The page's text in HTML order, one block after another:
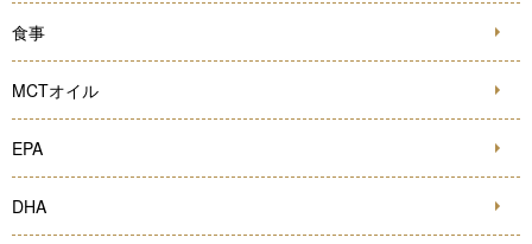
食事
MCTオイル
EPA
DHA